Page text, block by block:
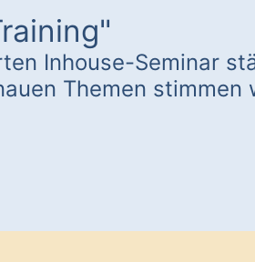
Inhouse-Seminar
Themen stimmen